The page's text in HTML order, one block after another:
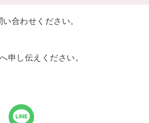
合わせください。
申し伝えください。